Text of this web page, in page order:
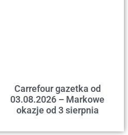
Carrefour gazetka od
03.08.2026 – Markowe
okazje od 3 sierpnia